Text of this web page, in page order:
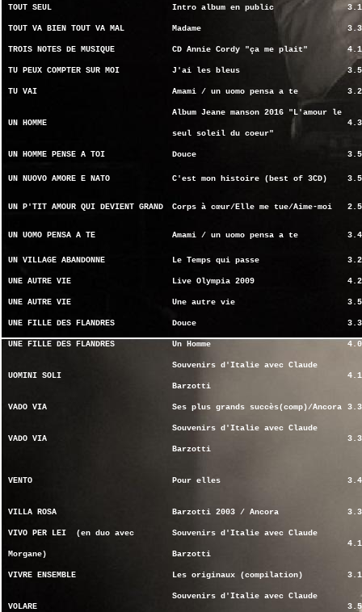
TOUT SEUL Intro album en public
TOUT VA BIEN TOUT VA MAL Madame
TROIS NOTES DE MUSIQUE CD Annie Cordy "ça me plait"
TU PEUX COMPTER SUR MOI J'ai les bleus
TU VAI Amami / un uomo pensa a te
UN HOMME
Album Jeane manson 2016 "L'amour le
seul soleil du coeur"
UN HOMME PENSE A TOI Douce
UN NUOVO AMORE E NATO C'est mon histoire (best of 3CD)
UN P'TIT AMOUR QUI DEVIENT GRAND Corps à cœur/Elle me tue/Aime-moi
UN UOMO PENSA A TE Amami / un uomo pensa a te
UN VILLAGE ABANDONNE Le Temps qui passe
UNE AUTRE VIE Live Olympia 2009
UNE AUTRE VIE Une autre vie
UNE FILLE DES FLANDRES Douce
UNE FILLE DES FLANDRES Un Homme
UOMINI SOLI
Souvenirs d'Italie avec Claude
Barzotti
VADO VIA Ses plus grands succès(comp)/Ancora
VADO VIA
Souvenirs d'Italie avec Claude
Barzotti
VENTO Pour elles
VILLA ROSA Barzotti 2003 / Ancora
VIVO PER LEI (en duo avec
Morgane)
Souvenirs d'Italie avec Claude
Barzotti
VIVRE ENSEMBLE Les originaux (compilation)
VOLARE
Souvenirs d'Italie avec Claude